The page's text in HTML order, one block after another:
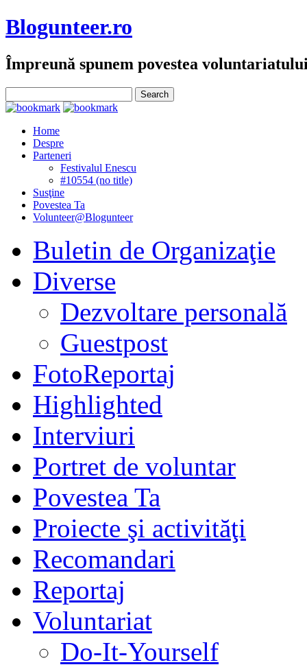
Blogunteer.ro
Împreună spunem povestea
Home
Despre
Parteneri
Festivalul Enescu
#10554 (no title)
Susţine
Povestea Ta
Volunteer@Blogunteer
Buletin de Organizaţie
Diverse
Dezvoltare personală
Guestpost
FotoReportaj
Highlighted
Interviuri
Portret de voluntar
Povestea Ta
Proiecte şi activităţi
Recomandari
Reportaj
Voluntariat
Do-It-Yourself